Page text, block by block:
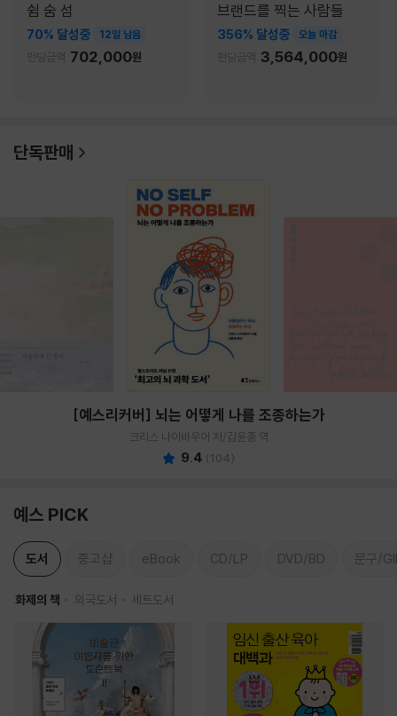
쉼 숨 섬
70% 달성중 12일 남음
펀딩금액 702,000원
브랜드를 찍는 사람들
356% 달성중 오늘 마감
펀딩금액 3,564,000원
단독판매
[예스리커버] 뇌는 어떻게 나를 조종하는가
크리스 나이바우어 저/김윤종 역
9.4 (104)
예스 PICK
도서 중고샵 eBook CD/LP DVD/BD 문구/
화제의 책 외국도서 세트도서